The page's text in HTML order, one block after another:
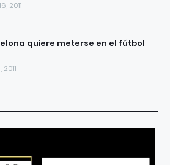
2011
quiere meterse en el fútbol
2011